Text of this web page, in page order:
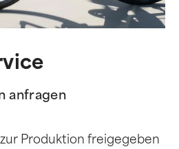
anfragen
Produktion freigegeben